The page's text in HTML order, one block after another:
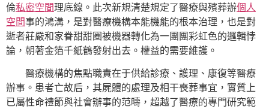
倫私密空間理底線。此次新規清楚規定了醫療與殯葬辦個人
空間事的鴻溝，是對醫療機構本能機能的根本治理，也是對
逝者莊嚴和家眷甜甜圈被機器轉化為一團團彩虹色的邏輯悖
論，朝著金箔千紙鶴發射出去。權益的需要維護。
醫療機構的焦點職責在于供給診療、護理、康復等醫療
辦事。患者亡故后，其屍體的處理及相干喪葬事宜，實質上
已屬性命禮節與社會辦事的范疇，超越了醫療的專門研究範